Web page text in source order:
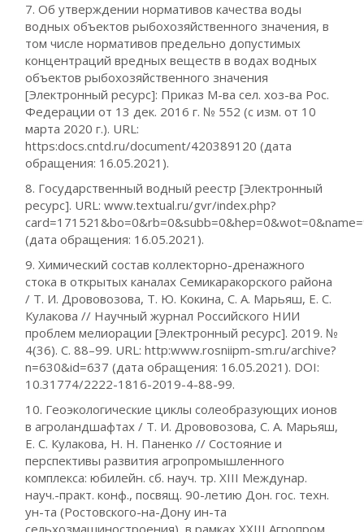
7. Об утверждении нормативов качества воды
водных объектов рыбохозяйственного значения, в
том числе нормативов предельно допустимых
концентраций вредных веществ в водах водных
объектов рыбохозяйственного значения
[Электронный ресурс]: Приказ М-ва сел. хоз-ва Рос.
Федерации от 13 дек. 2016 г. № 552 (с изм. от 10
марта 2020 г.). URL:
https:docs.cntd.ru/document/420389120 (дата
обращения: 16.05.2021).
8. Государственный водный реестр [Электронный
ресурс]. URL: www.textual.ru/gvr/index.php?
(дата обращения: 16.05.2021).
9. Химический состав коллекторно-дренажного
стока в открытых каналах Семикаракорского района
/ Т. И. Дрововозова, Т. Ю. Кокина, С. А. Марьяш, Е. С.
Кулакова // Научный журнал Российского НИИ
проблем мелиорации [Электронный ресурс]. 2019. №
4(36). С. 88–99. URL: http:www.rosniipm-sm.ru/archive?
n=630&id=637 (дата обращения: 16.05.2021). DOI:
10.31774/2222-1816-2019-4-88-99.
10. Геоэкологические циклы солеобразующих ионов
в агроландшафтах / Т. И. Дрововозова, С. А. Марьяш,
Е. С. Кулакова, Н. Н. Паненко // Состояние и
перспективы развития агропромышленного
комплекса: юбилейн. сб. науч. тр. XIII Междунар.
науч.-практ. конф., посвящ. 90-летию Дон. гос. техн.
ун-та (Ростовского-на-Дону ин-та
сельхозмашиностроения), в рамках XXIII Агропром.